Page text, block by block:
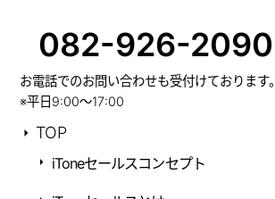
082-926-2090
お電話でのお問い合わせも受付けております。
※平日9:00～17:00
TOP
iToneセールスコンセプト